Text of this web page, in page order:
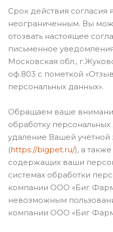
Срок действия согласия
неограниченным. Вы
отозвать настоящее
письменное
Московская обл.,
оф.803 с пометкой
персональных данных».
Обращаем ваше
обработку
удаление Вашей учётной
(https://bigpet.ru/), а
содержащих ваши
системах обработки
компании ООО «Биг
невозможным
компании ООО «Биг